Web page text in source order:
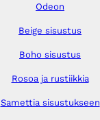
Odeon
Beige sisustus
Boho sisustus
Rosoa ja rustiikkia
Samettia sisustukseen